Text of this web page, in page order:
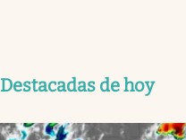
Destacadas de hoy